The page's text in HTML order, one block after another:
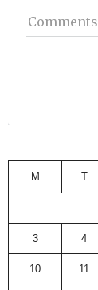
Comments
M T
3 4
10 11